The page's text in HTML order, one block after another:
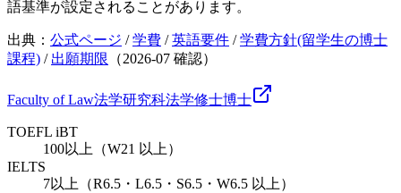
語基準が設定されることがあります。
出典： 公式ページ /学費 /英語要件 /学費方針(留学生の博士
課程) / 出願期限 （2026-07 確認）
Faculty of Law法学研究科法学修士博士
TOEFL iBT
100以上（W21 以上）
IELTS
7以上（R6.5・L6.5・S6.5・W6.5 以上）